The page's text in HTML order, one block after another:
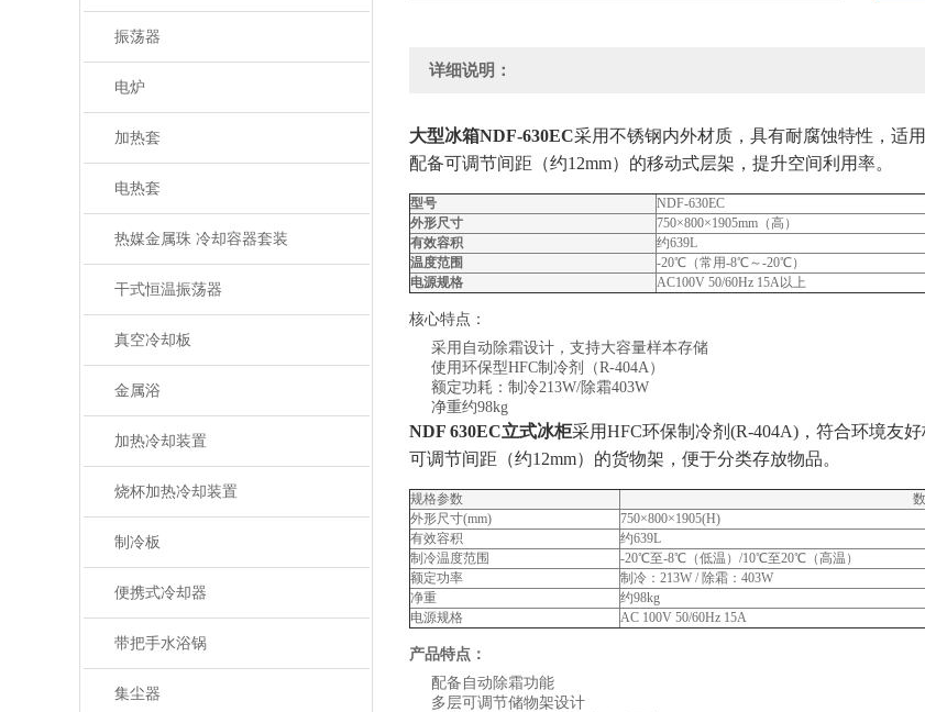
振荡器
电炉
加热套
电热套
热媒金属珠 冷却容器套装
干式恒温振荡器
真空冷却板
金属浴
加热冷却装置
烧杯加热冷却装置
制冷板
便携式冷却器
带把手水浴锅
集尘器
详细说明：
大型冰箱NDF-630EC采用不锈钢内外材质，具有耐腐蚀特性，适
配备可调节间距（约12mm）的移动式层架，提升空间利用率。
型号
NDF-630EC
外形尺寸
750×800×1905mm（高）
有效容积
约639L
温度范围
-20℃（常用-8℃～-20℃）
电源规格
AC100V 50/60Hz 15A以上
核心特点：
采用自动除霜设计，支持大容量样本存储
使用环保型HFC制冷剂（R-404A）
额定功耗：制冷213W/除霜403W
净重约98kg
NDF 630EC立式冰柜采用HFC环保制冷剂(R-404A)，符合环境友
可调节间距（约12mm）的货物架，便于分类存放物品。
规格参数
外形尺寸(mm)
750×800×1905(H)
有效容积
约639L
制冷温度范围
-20℃至-8℃（低温）/10℃至20℃（高温）
额定功率
制冷：213W / 除霜：403W
净重
约98kg
电源规格
AC 100V 50/60Hz 15A
产品特点：
配备自动除霜功能
多层可调节储物架设计